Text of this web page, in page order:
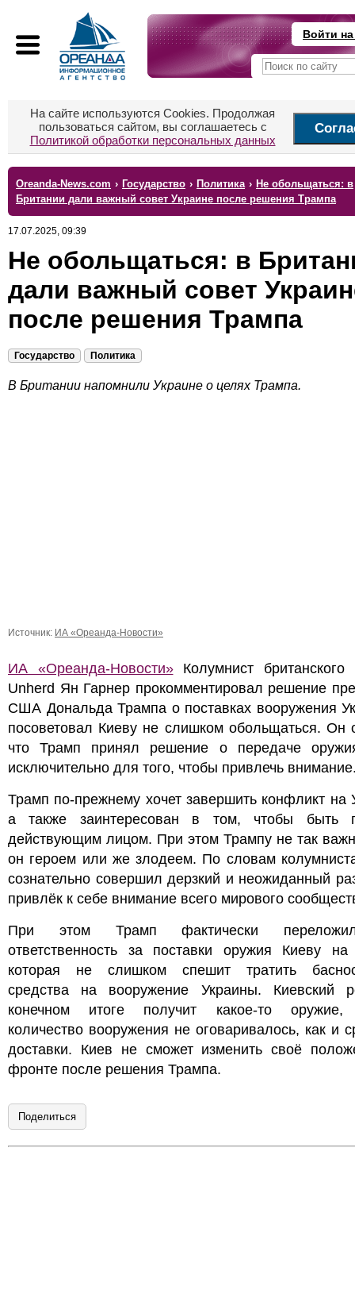
Войти
На сайте используются Cookies. Продолжая
пользоваться сайтом, вы соглашаетесь с
Политикой обработки персональных данных
Oreanda-News.com › Государство › Политика › Не обольщаться: в
Британии дали важный совет Украине после решения Трампа
17.07.2025, 09:39
Не обольщаться: в
дали важный совет
после решения Трампа
Государство Политика
В Британии напомнили Украине о целях Трампа.
Источник: ИА «Ореанда-Новости»
ИА «Ореанда-Новости»Колумнист британского
Unherd Ян Гарнер прокомментировал решение
США Дональда Трампа о поставках вооружения
посоветовал Киеву не слишком обольщаться. Он
что Трамп принял решение о передаче
исключительно для того, чтобы привлечь
Трамп по-прежнему хочет завершить конфликт на
а также заинтересован в том, чтобы быть
действующим лицом. При этом Трампу не так
он героем или же злодеем. По словам
сознательно совершил дерзкий и неожиданный
привлёк к себе внимание всего мирового
При этом Трамп фактически
ответственность за поставки оружия Киеву на
которая не слишком спешит тратить
средства на вооружение Украины. Киевский
конечном итоге получит какое-то оружие,
количество вооружения не оговаривалось, как и
доставки. Киев не сможет изменить своё
фронте после решения Трампа.
Поделиться